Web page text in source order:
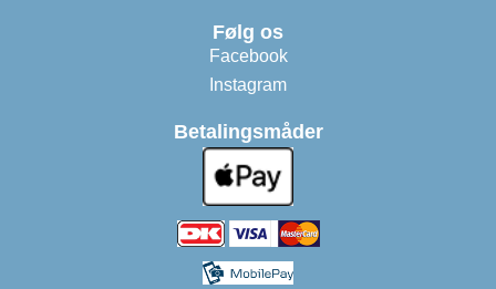
Følg os
Facebook
Instagram
Betalingsmåder